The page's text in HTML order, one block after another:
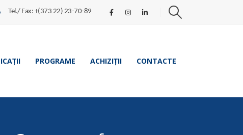
Tel./ Fax: +(373 22) 23-70-89
PROGRAME ACHIZIȚII CONTACTE